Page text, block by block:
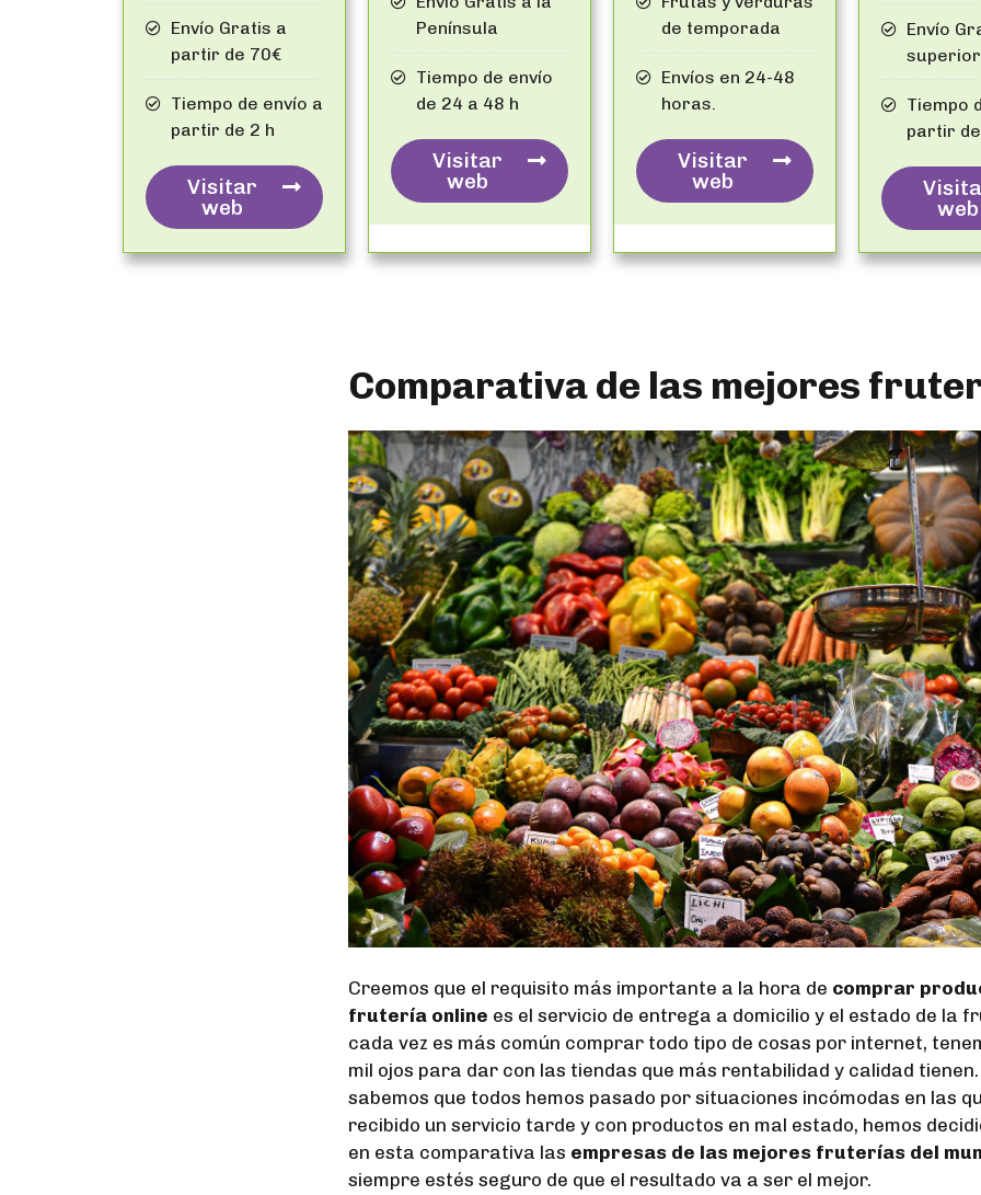
Envío Gratis a
partir de 70€
Tiempo de envío a
partir de 2 h
Visitar
web
Península
Tiempo de envío
de 24 a 48 h
Visitar
web
de temporada
Envíos en 24-48
horas.
Visitar
web
Envío
Tiempo
partir
web
Comparativa de las mejores
Creemos que el requisito más importante a la hora de comprar
frutería online es el servicio de entrega a domicilio y el estado de la
cada vez es más común comprar todo tipo de cosas por internet,
mil ojos para dar con las tiendas que más rentabilidad y calidad tienen.
sabemos que todos hemos pasado por situaciones incómodas en las
recibido un servicio tarde y con productos en mal estado, hemos
en esta comparativa las empresas de las mejores fruterías del
siempre estés seguro de que el resultado va a ser el mejor.